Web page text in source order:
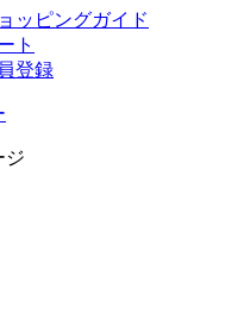
ッピングガイド
ト
登録
ジ